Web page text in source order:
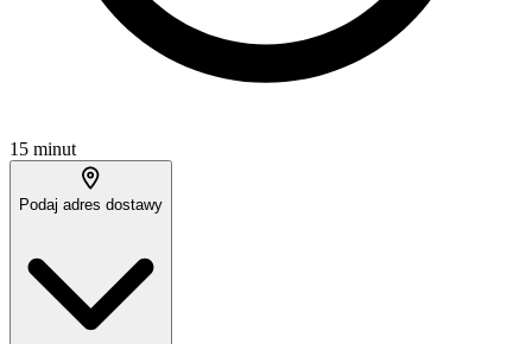
15 minut
Podaj adres dostawy